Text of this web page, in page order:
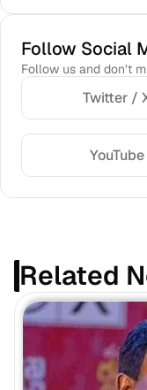
Follow Social
Follow us and don’t
Twitter /
YouTube
Related